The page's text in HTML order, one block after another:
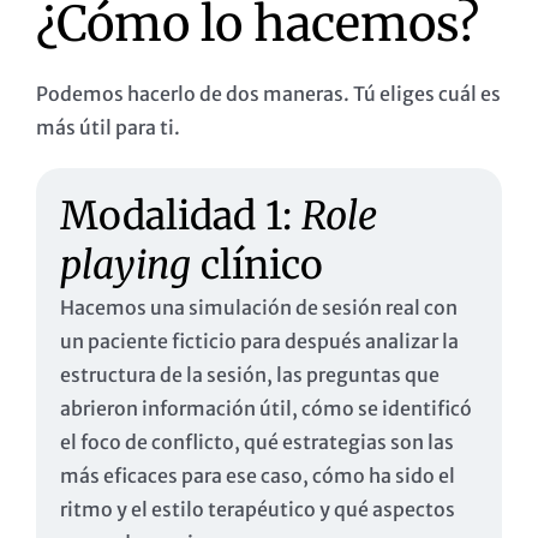
¿Cómo lo hacemos?
Podemos hacerlo de dos maneras. Tú eliges cuál es
más útil para ti.
Modalidad 1: Role
playing clínico
Hacemos una simulación de sesión real con
un paciente ficticio para después analizar la
estructura de la sesión, las preguntas que
abrieron información útil, cómo se identificó
el foco de conflicto, qué estrategias son las
más eficaces para ese caso, cómo ha sido el
ritmo y el estilo terapéutico y qué aspectos